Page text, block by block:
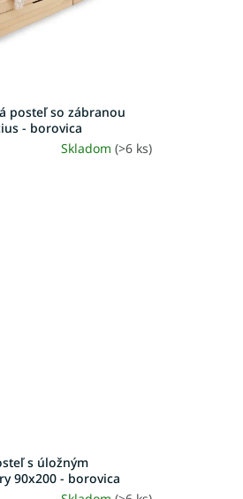
posteľ so zábranou
- borovica
Skladom (>6 ks)
s úložným
90x200 - borovica